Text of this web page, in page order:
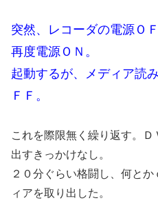
突然、レコーダの電源ＯＦ
再度電源ＯＮ。
起動するが、メディア読
ＦＦ。
これを際限無く繰り返す。
出すきっかけなし。
２０分ぐらい格闘し、何と
ィアを取り出した。